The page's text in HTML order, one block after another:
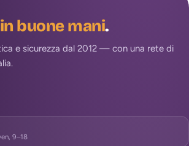
in buone mani.
e sicurezza dal 2012 — con una rete di
9–18